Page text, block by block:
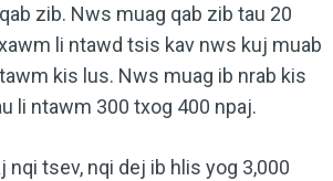
zib. Nws muag qab zib tau 20
li ntawd tsis kav nws kuj muab
kis lus. Nws muag ib nrab kis
li ntawm 300 txog 400 npaj.
tsev, nqi dej ib hlis yog 3,000